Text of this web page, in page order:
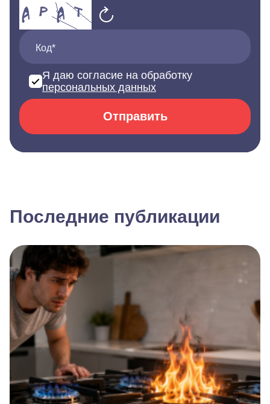
Код*
Я даю согласие на обработку
персональных данных
Отправить
Последние публикации